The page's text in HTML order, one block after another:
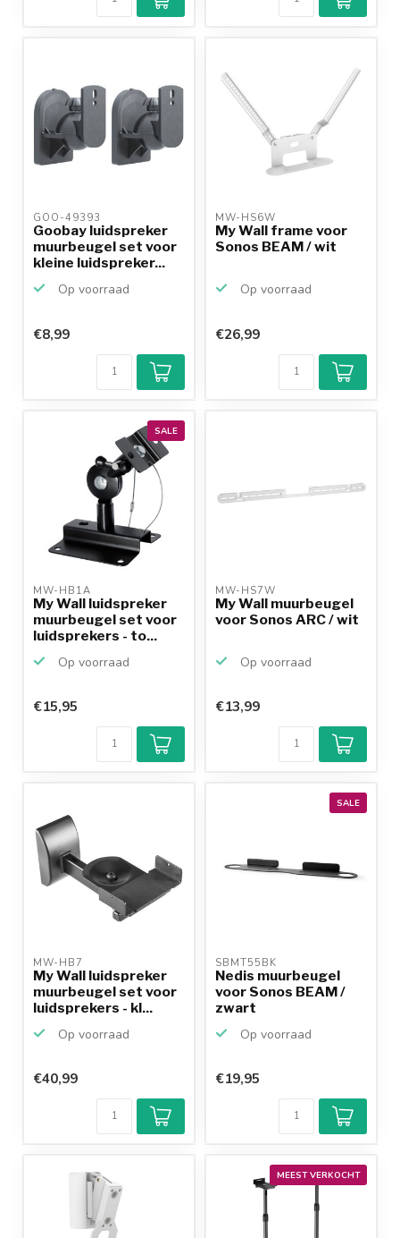
GOO-49393
Goobay luidspreker
muurbeugel set voor
kleine luidspreker...
Op voorraad
€8,99
MW-HS6W
My Wall frame voor
Sonos BEAM / wit
Op voorraad
Klantenbeoordeling
9,2/10
Achteraf
betalen mogelijk
€26,99
SALE
MW-HB1A
My Wall luidspreker
muurbeugel set voor
luidsprekers - to...
Op voorraad
€15,95
MW-HS7W
My Wall muurbeugel
voor Sonos ARC / wit
Op voorraad
€13,99
MW-HB7
My Wall luidspreker
muurbeugel set voor
luidsprekers - kl...
Op voorraad
€40,99
SALE
SBMT55BK
Nedis muurbeugel
voor Sonos BEAM /
zwart
Op voorraad
€19,95
MEEST VERKOCHT